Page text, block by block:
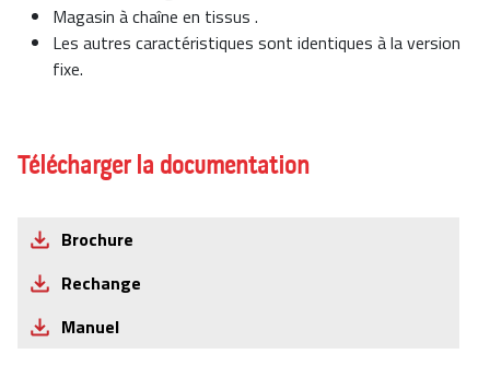
Magasin à chaîne en tissus .
Les autres caractéristiques sont identiques à la version
fixe.
Télécharger la documentation
Brochure
Rechange
Manuel